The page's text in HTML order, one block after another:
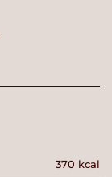
370 kcal